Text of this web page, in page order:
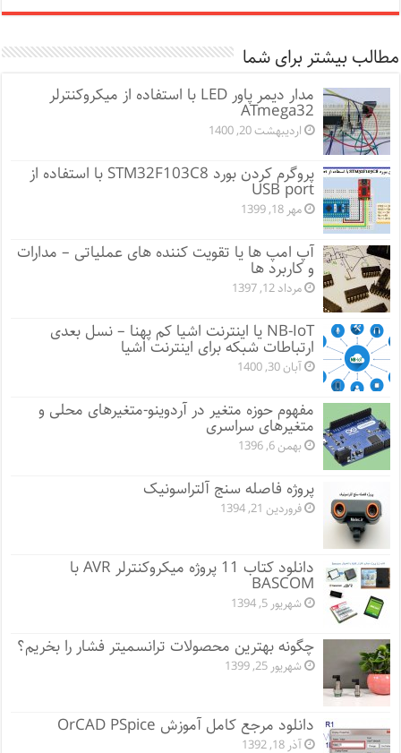
مطالب بیشتر برای شما
مدار دیمر پاور LED با استفاده از میکروکنترلر
ATmega32
اردیبهشت 20, 1400
پروگرم کردن بورد STM32F103C8 با استفاده از
USB port
مهر 18, 1399
آپ امپ ها یا تقویت کننده های عملیاتی – مدارات
و کاربرد ها
مرداد 12, 1397
NB-IoT یا اینترنت اشیا کم پهنا – نسل بعدی
ارتباطات شبکه برای اینترنت اشیا
آبان 30, 1400
مفهوم حوزه متغیر در آردوینو-متغیرهای محلی و
متغیرهای سراسری
بهمن 6, 1396
پروژه فاصله سنج آلتراسونیک
فروردین 21, 1394
دانلود کتاب 11 پروژه میکروکنترلر AVR با
BASCOM
شهریور 5, 1394
چگونه بهترین محصولات ترانسمیتر فشار را بخریم؟
شهریور 25, 1399
دانلود مرجع کامل آموزش OrCAD PSpice
آذر 18, 1392